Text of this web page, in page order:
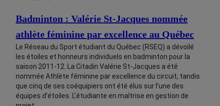
Badminton : Valérie St-Jacques nommée
athlète féminine par excellence au Québec
Le Réseau du Sport étudiant du Québec (RSEQ) a dévoilé
les étoiles et honneurs individuels en badminton pour la
saison 2011-12. La Citadin Valérie St-Jacques a été
nommée Athlète féminine par excellence du circuit, tandis
que cinq de ses coéquipiers ont été élus sur l’une des
équipes d’étoiles. L’étudiante en maîtrise en gestion de